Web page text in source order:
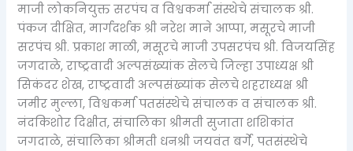
माजी लोकनियुक्त सरपंच व विश्वकर्मा संस्थेचे संचालक श्री.
पंकज दीक्षित, मार्गदर्शक श्री नरेश माने आप्पा, मसूरचे माजी
सरपंच श्री. प्रकाश माळी, मसूरचे माजी उपसरपंच श्री. विजयसिंह
जगदाळे, राष्ट्रवादी अल्पसंख्यांक सेलचे जिल्हा उपाध्यक्ष श्री
सिकंदर शेख, राष्ट्रवादी अल्पसंख्यांक सेलचे शहराध्यक्ष श्री
जमीर मुल्ला, विश्वकर्मा पतसंस्थेचे संचालक व संचालक श्री.
नंदकिशोर दिक्षीत, संचालिका श्रीमती सुजाता शशिकांत
जगदाळे, संचालिका श्रीमती धनश्री जयवंत बर्गे, पतसंस्थेचे